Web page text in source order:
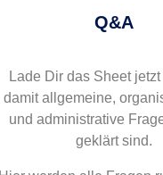
Q&A
Lade Dir das Sheet
damit allgemeine,
und administrative
geklärt sind.